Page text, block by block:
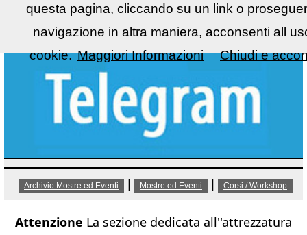
Archivio Mostre ed Eventi Mostre ed Eventi Corsi / Workshop
Attenzione La sezione dedicata all''attrezzatura
questa pagina, cliccando su un link o
navigazione in altra maniera, acconsenti all
cookie. Maggiori Informazioni Chiudi e